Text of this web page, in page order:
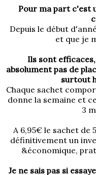
Pour ma part c'est
Depuis le début
et que je
Ils sont
absolument pas de
surtout
Chaque sachet
donne la semaine et
3
A 6,95€ le sachet de
définitivement un
&économique,
Je ne sais pas si